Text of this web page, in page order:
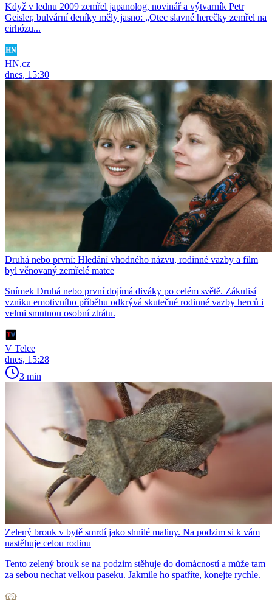
Když v lednu 2009 zemřel japanolog, novinář a výtvarník Petr
Geisler, bulvární deníky měly jasno: „Otec slavné herečky zemřel na
cirhózu...
HN.cz
dnes, 15:30
Druhá nebo první: Hledání vhodného názvu, rodinné vazby a film
byl věnovaný zemřelé matce
Snímek Druhá nebo první dojímá diváky po celém světě. Zákulisí
vzniku emotivního příběhu odkrývá skutečné rodinné vazby herců i
velmi smutnou osobní ztrátu.
V Telce
dnes, 15:28
3 min
Zelený brouk v bytě smrdí jako shnilé maliny. Na podzim si k vám
nastěhuje celou rodinu
Tento zelený brouk se na podzim stěhuje do domácností a může tam
za sebou nechat velkou paseku. Jakmile ho spatříte, konejte rychle.